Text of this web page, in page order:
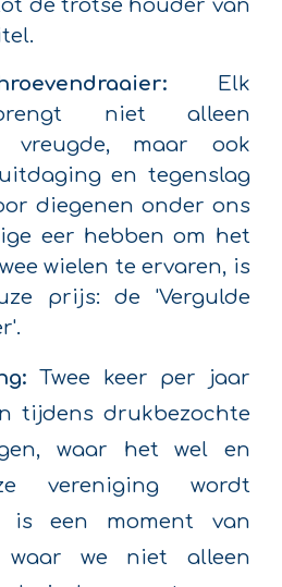
de trotse houder van
Elk
niet alleen
vreugde, maar ook
en tegenslag
diegenen onder ons
eer hebben om het
wielen te ervaren, is
prijs: de 'Vergulde
Twee keer per jaar
tijdens drukbezochte
waar het wel en
vereniging wordt
is een moment van
waar we niet alleen